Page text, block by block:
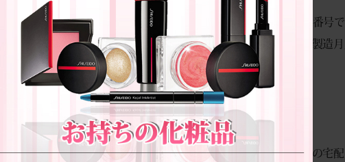
化粧品の製造年月はパッケージや容器の底面に記載されたロット番号
異なりますが、数字やアルファベットの組み合わせで「製造年・製造
とで、査定基準に合っているか事前に判断できます。
宅配買取の利用は、忙しい方や遠方の方にもおすすめです。無料の宅